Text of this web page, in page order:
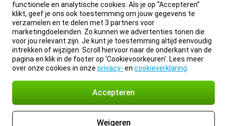
functionele en analytische cookies. Als je op “Accepteren”
klikt, geef je ons ook toestemming om jouw gegevens te
verzamelen en te delen met 3 partners voor
marketingdoeleinden. Zo kunnen we advertenties tonen die
voor jou relevant zijn. Je kunt je toestemming altijd eenvoudig
intrekken of wijzigen. Scroll hiervoor naar de onderkant van de
pagina en klik in de footer op 'Cookievoorkeuren'. Lees meer
over onze cookies in onze privacy- en cookieverklaring
Accepteren
Weigeren